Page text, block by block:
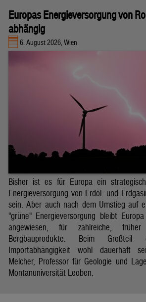
Europas Energieversorgung von
abhängig
6. August 2026, Wien
Bisher ist es für Europa ein
Energieversorgung von Erdöl- und
sein. Aber auch nach dem Umstieg auf
"grüne" Energieversorgung bleibt
angewiesen, für zahlreiche,
Bergbauprodukte. Beim
Importabhängigkeit wohl dauerhaft
Melcher, Professor für Geologie und
Montanuniversität Leoben.